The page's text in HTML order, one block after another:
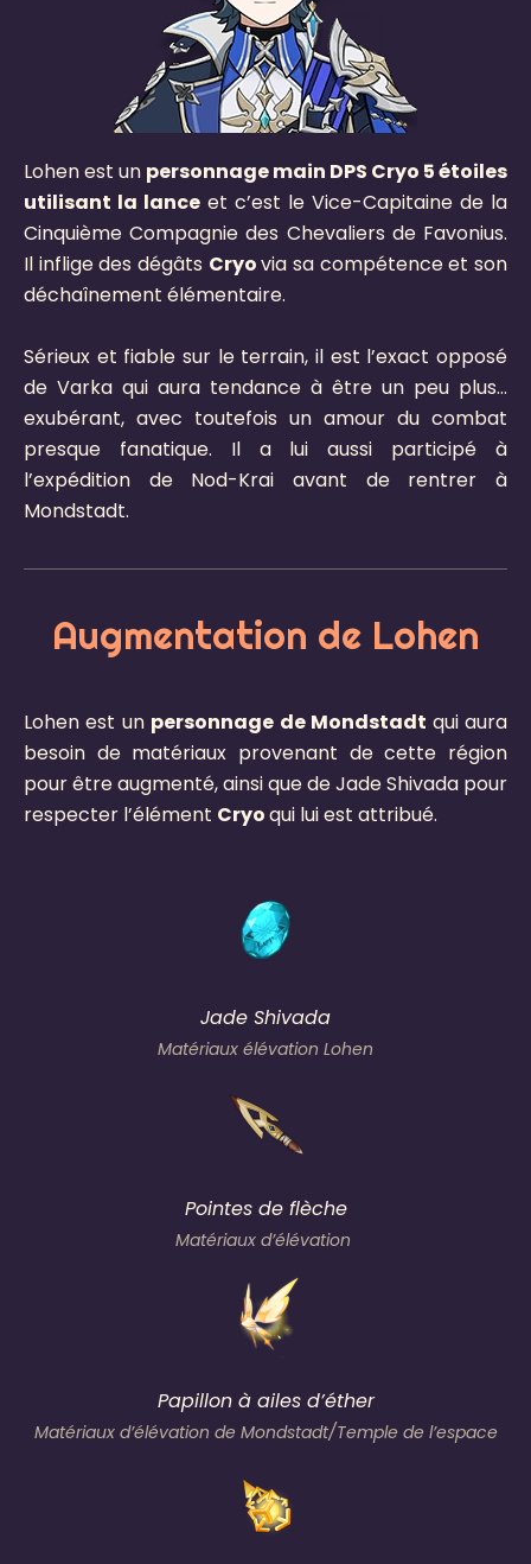
Lohen est un personnage main DPS Cryo 5 étoiles
utilisant la lance et c’est le Vice-Capitaine de la
Cinquième Compagnie des Chevaliers de Favonius.
Il inflige des dégâts Cryovia sa compétence et son
déchaînement élémentaire.
Sérieux et fiable sur le terrain, il est l’exact opposé
de Varka qui aura tendance à être un peu plus…
exubérant, avec toutefois un amour du combat
presque fanatique. Il a lui aussi participé à
l’expédition de Nod-Krai avant de rentrer à
Mondstadt.
Augmentation de Lohen
Lohen est un personnage de Mondstadt qui aura
besoin de matériaux provenant de cette région
pour être augmenté, ainsi que de Jade Shivada pour
respecter l’élément Cryoqui lui est attribué.
Jade Shivada
Matériaux élévation Lohen
Pointes de flèche
Matériaux d’élévation
Papillon à ailes d’éther
Matériaux d’élévation de Mondstadt/Temple de l’espace